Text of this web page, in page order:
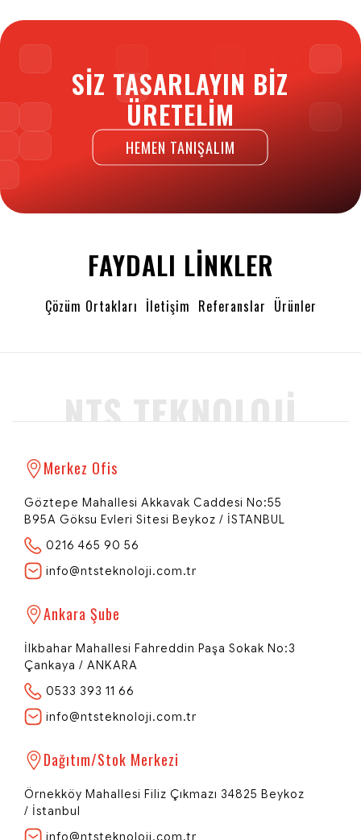
NTS Teknoloji
Network | Technology | Systems
Redi - Dijital Rehberiniz
Merhaba 👋
bir teklif hazırlamamız için birkaç
bilgiye ihtiyacım var.
SIZ TASARLAYIN BIZ
ÜRETELIM
HEMEN TANIŞALIM
FAYDALI LINKLER
Çözüm Ortakları İletişim Referanslar Ürünler
NTS TEKNOLOJI
Merkez Ofis
Göztepe Mahallesi Akkavak Caddesi No:55
B95A Göksu Evleri Sitesi Beykoz / İSTANBUL
0216 465 90 56
info@ntsteknoloji.com.tr
Ankara Şube
İlkbahar Mahallesi Fahreddin Paşa Sokak No:3
Çankaya / ANKARA
0533 393 11 66
info@ntsteknoloji.com.tr
Dağıtım/Stok Merkezi
Örnekköy Mahallesi Filiz Çıkmazı 34825 Beykoz
/ İstanbul
info@ntsteknoloji.com.tr